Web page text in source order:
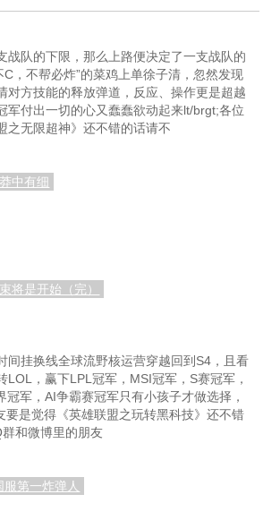
战队的下限，那么上路便决定了一支战队的
C，不帮必炸”的菜鸡上单徐子清，忽然发现
对方技能的释放弹道，反应、操作更是超越
军付出一切的心又蠢蠢欲动起来lt/brgt;各位
之无限超神》还不错的话请不
中有细
将是开始（完）
间挂换线全球流野核运营穿越回到S4，且看
LOL，赢下LPL冠军，MSI冠军，S赛冠军，
冠军，AI争霸赛冠军只有小孩子才做选择，
要是觉得《英雄联盟之玩转黑科技》还不错
和微博里的朋友
第一炸弹人